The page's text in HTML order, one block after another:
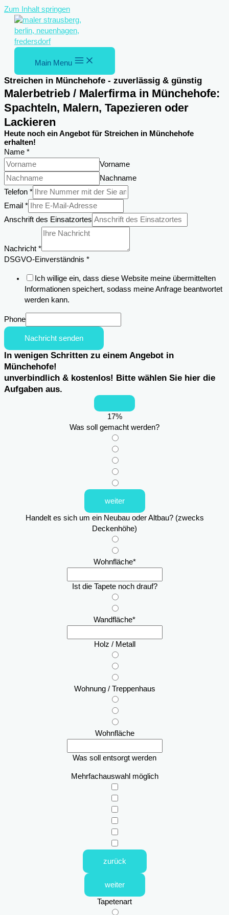
Zum Inhalt springen
Main Menu
Streichen in Münchehofe - zuverlässig & günstig
Malerbetrieb / Malerfirma in Münchehofe:
Spachteln, Malern, Tapezieren oder
Lackieren
Heute noch ein Angebot für Streichen in Münchehofe
erhalten!
Name *
Vorname
Nachname
Telefon *
Telefon
Nachricht
Email *
Anschrift des Einsatzortes
Nachricht *
DSGVO-Einverständnis *
Ich willige ein, dass diese Website meine übermittelten
Informationen speichert, sodass meine Anfrage beantwortet
werden kann.
Phone
Nachricht senden
In wenigen Schritten zu einem Angebot in
Münchehofe!
unverbindlich & kostenlos! Bitte wählen Sie hier die
Aufgaben aus.
17%
Was soll gemacht werden?
weiter
Handelt es sich um ein Neubau oder Altbau? (zwecks
Deckenhöhe)
Wohnfläche*
Ist die Tapete noch drauf?
Wandfläche*
Holz / Metall
Wohnung / Treppenhaus
Wohnfläche
Was soll entsorgt werden
Mehrfachauswahl möglich
zurück
weiter
Tapetenart